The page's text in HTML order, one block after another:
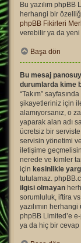
Bu yazılım phpBB
herhangi bir
phpBB Fikirleri
verebilir ya da
Başa dön
Bu mesaj
durumlarda kime
“Takım”
şikayetleriniz için
alamıyorsanız, o
yaparak alan adı
ücretsiz bir serviste
servisin yönetimi
iletişime
nerede ve kimler
için kesinlikle
tutulamaz.
ilgisi olmayan
sorumluluk, iftira
yazılımın herhangi
phpBB Limited’e
ya da hiç bir cevap